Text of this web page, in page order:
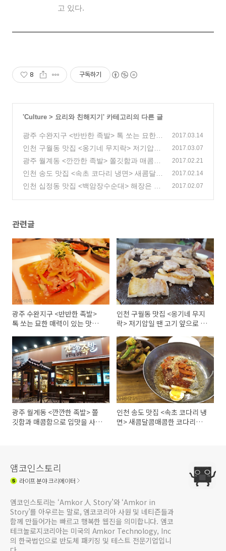
고 있다.
8 구독하기
'Culture > 요리와 친해지기 ' 카테고리의 다른 글
광주 수완지구 <반반한 족발> 톡 쏘는 묘한
매력이 있는 맛있는 냉채족발 맛집!
(3)
2017.03.14
인천 구월동 맛집 <옹기네 무지락> 저기압일
땐 고기 앞으로 돌진!
(0)
2017.03.07
광주 월계동 <깐깐한 족발> 쫄깃함과 매콤함
으로 입맛을 사로잡다
(0)
2017.02.21
인천 송도 맛집 <속초 코다리 냉면> 새콤달콤
매콤한 코다리냉면 맛보러 고고!
(0)
2017.02.14
인천 십정동 맛집 <백암장수순대> 해장은 역
2017.02.07
관련글
광주 수완지구 <반반한 족발>
톡 쏘는 묘한 매력이 있는 맛있
인천 구월동 맛집 <옹기네 무지
락> 저기압일 땐 고기 앞으로 돌
광주 월계동 <깐깐한 족발> 쫄
깃함과 매콤함으로 입맛을 사로
인천 송도 맛집 <속초 코다리 냉
면> 새콤달콤매콤한 코다리냉면
앰코인스토리
라이프분야 크리에이터
앰코인스토리는 ‘Amkor 人 Story’와 ‘Amkor in
Story’를 아우르는 말로, 앰코코리아 사원 및 네티즌들과
함께 만들어가는 빠르고 행복한 웹진을 의미합니다. 앰코
테크놀로지코리아는 미국의 Amkor Technology, Inc
의 한국법인으로 반도체 패키징 및 테스트 전문기업입니